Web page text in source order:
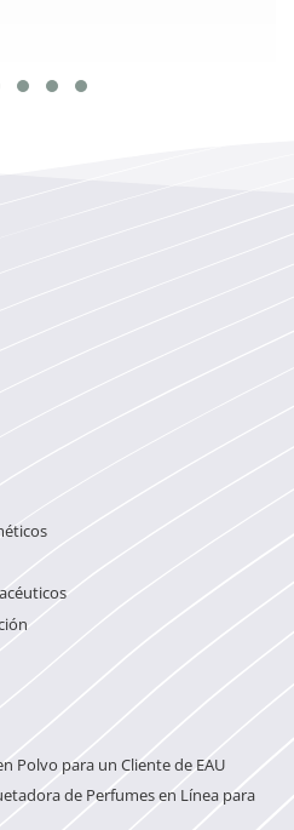
Polvo para un Cliente de EAU
de Perfumes en Línea para